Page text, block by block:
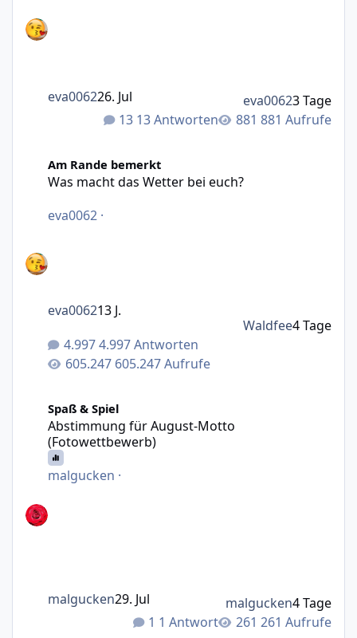
13 Antworten 881 Aufrufe
eva006226. Jul eva00623 Tage
Am Rande bemerkt
Was macht das Wetter bei euch?
eva0062 ·
4.997 Antworten
605.247 Aufrufe
eva006213 J.
Waldfee4 Tage
Spaß & Spiel
Abstimmung für August-Motto
(Fotowettbewerb)
malgucken ·
1 Antwort 261 Aufrufe
malgucken29. Jul malgucken4 Tage